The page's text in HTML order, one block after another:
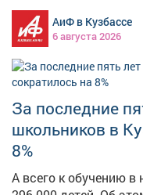
принадлежностей. В акции участвуют десять
предприятий
представили свою
выступили творческие
сертификаты на
году выданы 3 903
прожиточного
товары кузбасских
АиФ в Кузбассе
6 августа 2026
За последние
школьников в
8%
А всего к обучению в